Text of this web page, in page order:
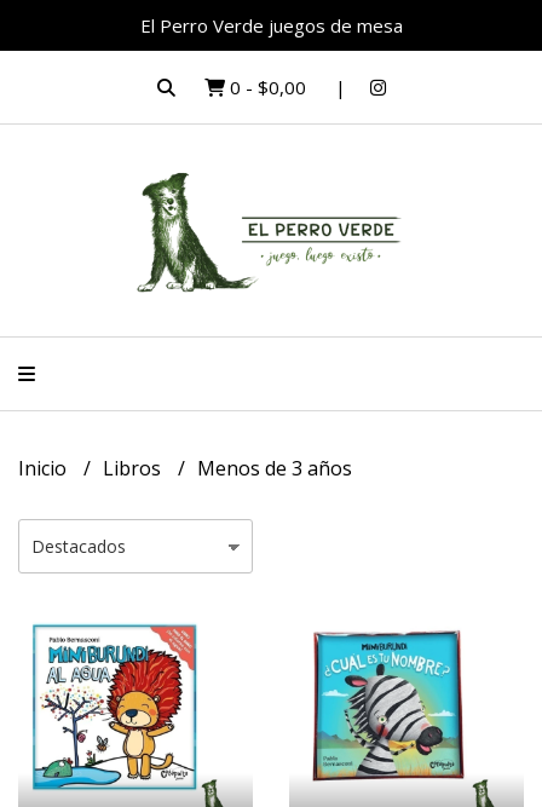
El Perro Verde juegos de mesa
0 - $0,00
Inicio Libros Menos de 3 años